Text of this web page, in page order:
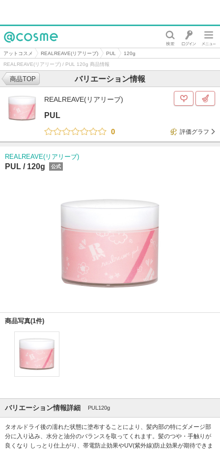
@cosme
アットコスメ REALREAVE(リアリーブ) PUL
120g
REALREAVE(リアリーブ) / PUL 120g 商品情報
バリエーション情報
商品TOP
REALREAVE(リアリーブ)
PUL
0
評価グラフ
REALREAVE(リアリーブ)
PUL / 120g 公式
商品写真(1件)
バリエーション情報詳細 PUL120g
タオルドライ後の濡れた状態に塗布することにより、髪内部の特にダメージ部
分に入り込み、水分と油分のバランスを取ってくれます。髪のつや・手触りが
良くなり しっとり仕上がり、帯電防止効果やUV(紫外線)防止効果が期待できま